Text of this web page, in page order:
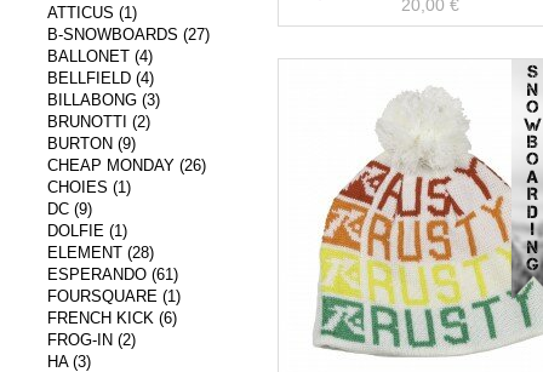
ATTICUS (1)
B-SNOWBOARDS (27)
BALLONET (4)
BELLFIELD (4)
BILLABONG (3)
BRUNOTTI (2)
BURTON (9)
CHEAP MONDAY (26)
CHOIES (1)
DC (9)
DOLFIE (1)
ELEMENT (28)
ESPERANDO (61)
FOURSQUARE (1)
FRENCH KICK (6)
FROG-IN (2)
HA (3)
20,00 €
VENTE